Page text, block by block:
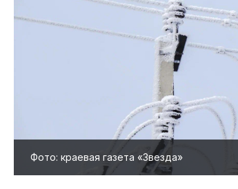
Фото: краевая газета «Звезда»